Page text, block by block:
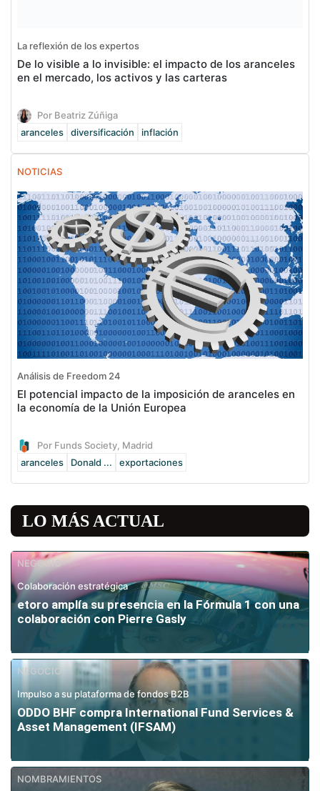
La reflexión de los expertos
De lo visible a lo invisible: el impacto de los aranceles
en el mercado, los activos y las carteras
Por Beatriz Zúñiga
aranceles
diversificación inflación
NOTICIAS
Análisis de Freedom 24
El potencial impacto de la imposición de aranceles en
la economía de la Unión Europea
Por Funds Society, Madrid
aranceles
Donald ... exportaciones
LO MÁS ACTUAL
NEGOCIO
Colaboración estratégica
etoro amplía su presencia en la Fórmula 1 con una
colaboración con Pierre Gasly
NEGOCIO
Impulso a su plataforma de fondos B2B
ODDO BHF compra International Fund Services &
Asset Management (IFSAM)
NOMBRAMIENTOS